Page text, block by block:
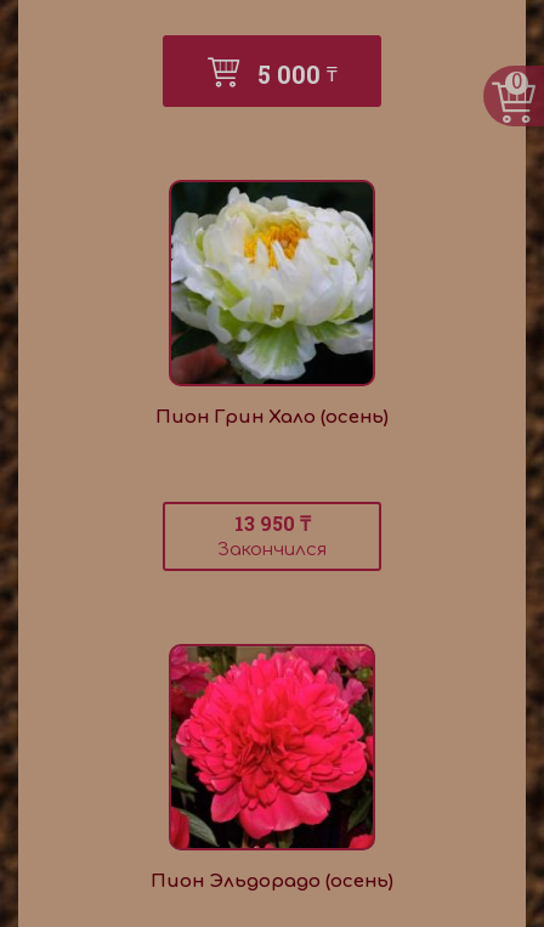
0
5 000 ₸
Пион Грин Хало (осень)
13 950 ₸
Закончился
Пион Эльдорадо (осень)